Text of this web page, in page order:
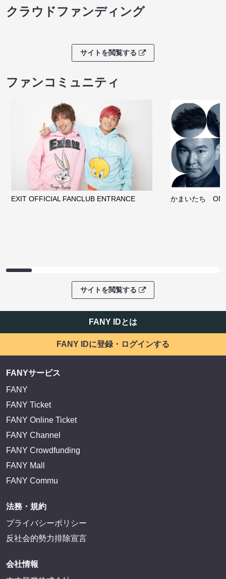
クラウドファンディング
サイトを閲覧する
ファンコミュニティ
EXIT OFFICIAL FANCLUB ENTRANCE かまいたち
サイトを閲覧する
FANY IDとは
FANY IDに登録・ログインする
FANYサービス
FANY
FANY Ticket
FANY Online Ticket
FANY Channel
FANY Crowdfunding
FANY Mall
FANY Commu
法務・規約
プライバシーポリシー
反社会的勢力排除宣言
会社情報